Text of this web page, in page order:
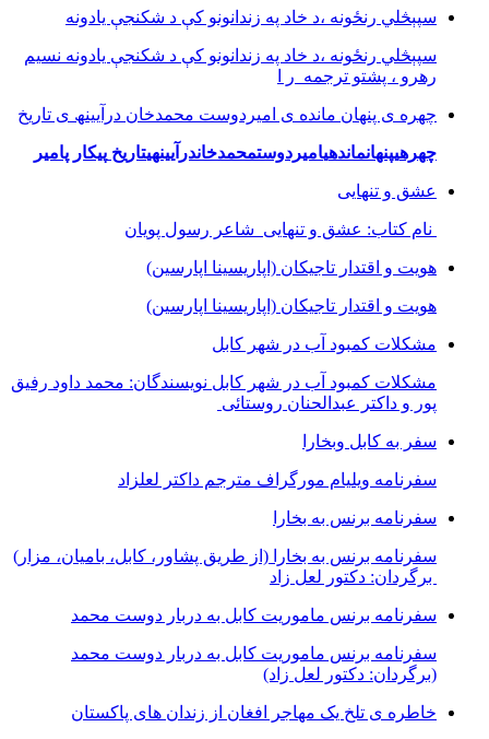
سپېڅلي رنځونه ،د خاد په زندانونو کې د شکنجې یادونه
سپېڅلي رنځونه ،د خاد په زندانونو کې د شکنجې یادونه نسیم
رهرو ، پشتو ترجمه ر ا
چھره ی پنھان مانده ی امیردوست محمدخان درآیینھ ی تاریخ
چھرهیپنھانماندهیامیردوستمحمدخاندرآیینھیتاریخ پیکار پامیر
عشق و تنهایی
نام کتاب: عشق و تنهایی شاعر رسول پویان
هویت و اقتدار تاجیکان (اپاریسینا اپارسین)
هویت و اقتدار تاجیکان (اپاریسینا اپارسین)
مشکلات کمبود آب در شهر کابل
مشکلات کمبود آب در شهر کابل نویسندگان: محمد داود رفیق
پور و داکتر عبدالحنان روستائی
سفر به کابل وبخارا
سفرنامه ویلیام مورگراف مترجم داکتر لعلزاد
سفرنامه برنس به بخارا
سفرنامه برنس به بخارا (از طریق پشاور، کابل، بامیان، مزار)
برگردان: دکتور لعل زاد
سفرنامه برنس ماموریت کابل به دربار دوست محمد
سفرنامه برنس ماموریت کابل به دربار دوست محمد
(برگردان: دکتور لعل زاد)
خاطره ی تلخ یک مھاجر افغان از زندان ھای پاکستان